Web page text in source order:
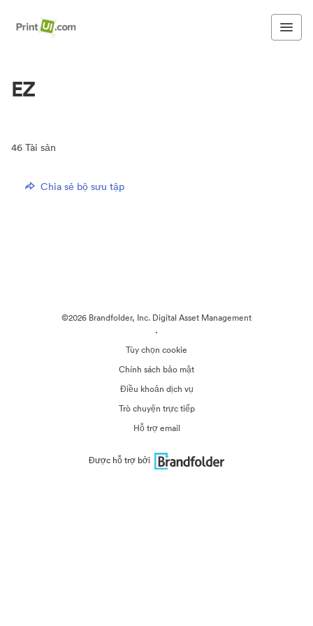
EZ
46 Tài sản
Chia sẻ bộ sưu tập
©2026 Brandfolder, Inc. Digital Asset Management
·
Tùy chọn cookie
Chính sách bảo mật
Điều khoản dịch vụ
Trò chuyện trực tiếp
Hỗ trợ email
Được hỗ trợ bởi